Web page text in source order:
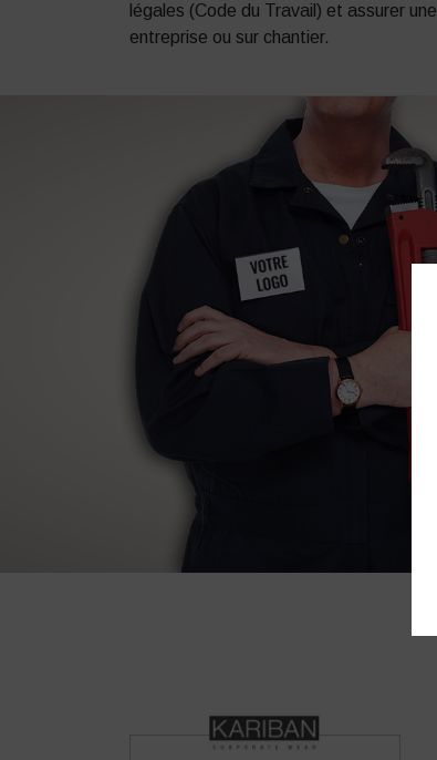
légales (Code du Travail) et assurer
entreprise ou sur chantier.